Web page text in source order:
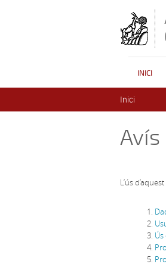
INICI
Inici
L’ús